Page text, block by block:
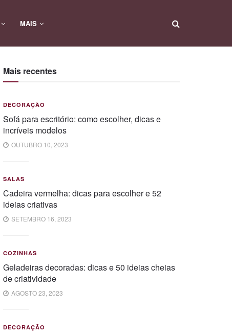
MAIS
Mais recentes
DECORAÇÃO
Sofá para escritório: como escolher, dicas e
incríveis modelos
OUTUBRO 10, 2023
SALAS
Cadeira vermelha: dicas para escolher e 52
ideias criativas
SETEMBRO 16, 2023
COZINHAS
Geladeiras decoradas: dicas e 50 ideias cheias
de criatividade
AGOSTO 23, 2023
DECORAÇÃO